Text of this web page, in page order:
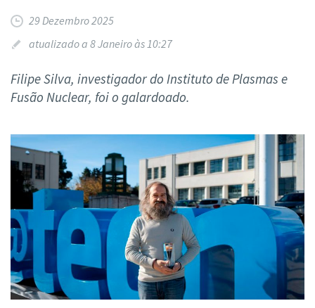
29 Dezembro 2025
atualizado a 8 Janeiro às 10:27
Filipe Silva, investigador do Instituto de Plasmas e
Fusão Nuclear, foi o galardoado.